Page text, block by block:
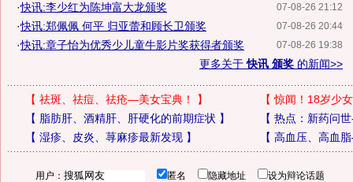
07-08-26 21:12
·快讯:李少红为陈坤富大龙颁奖
07-08-26 20:44
·快讯:郑佩佩 何平 归亚蕾和顾长卫颁奖
07-08-26 19:38
·快讯:章子怡为优秀少儿童牛影片奖获得者颁奖
更多关于快讯 颁奖 的新闻>>
【 祛斑、祛痘、祛疮—美女宝典！ 】 【惊闻！18岁少
【 脂肪肝、酒精肝、肝硬化的前期症状 】 【 热点：新药问
【 湿疹、皮炎、荨麻疹最新发现】 【 高血压、高血
用户： 匿名 隐藏地址 设为辩论话题